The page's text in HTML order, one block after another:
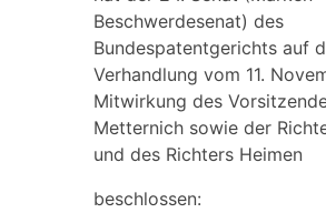
Beschwerdesenat) des
Bundespatentgerichts auf
Verhandlung vom 11.
Mitwirkung des
Metternich sowie der
und des Richters Heimen
beschlossen: